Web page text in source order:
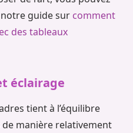
guide sur comment
des tableaux
éclairage
tient à l’équilibre
de manière relativement